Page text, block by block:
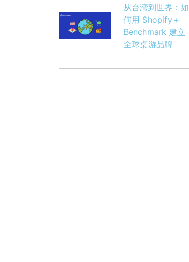
从台湾到世界：如
何用 Shopify＋
Benchmark 建立
全球桌游品牌